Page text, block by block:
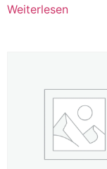
Weiterlesen